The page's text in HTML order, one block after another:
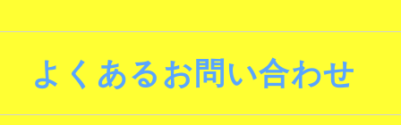
よくあるお問い合わせ